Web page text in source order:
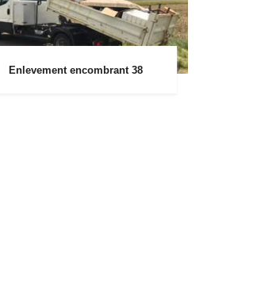
Enlevement encombrant 38